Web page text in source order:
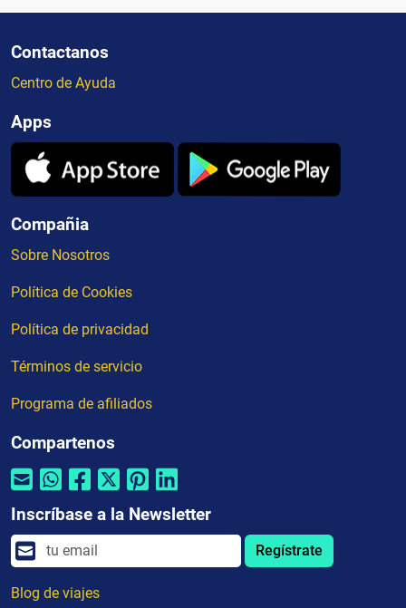
Contactanos
Centro de Ayuda
Apps
Compañia
Sobre Nosotros
Política de Cookies
Política de privacidad
Términos de servicio
Programa de afiliados
Compartenos
Inscríbase a la Newsletter
Regístrate
Blog de viajes